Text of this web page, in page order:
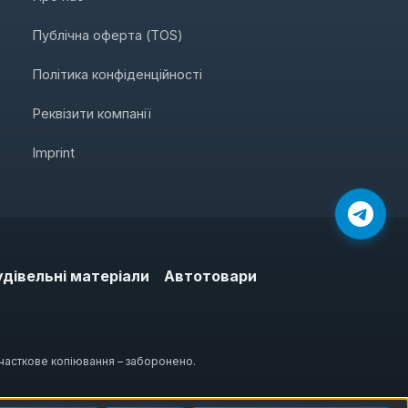
Публічна оферта (TOS)
Політика конфіденційності
Реквізити компанії
Imprint
матеріали Автотовари
копіювання – заборонено.